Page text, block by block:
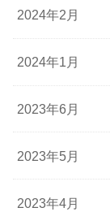
2024年2月
2024年1月
2023年6月
2023年5月
2023年4月